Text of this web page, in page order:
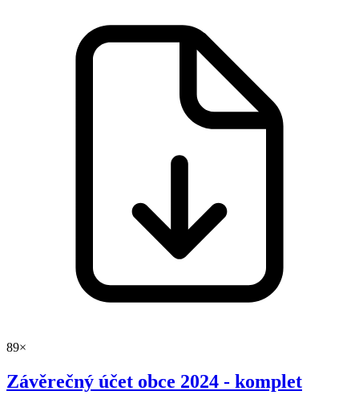
89×
Závěrečný účet obce 2024 - komplet